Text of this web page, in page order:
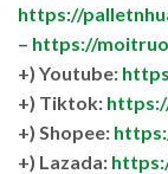
https://
– https://
+) Youtube:
+) Tiktok:
+) Shopee:
+) Lazada: